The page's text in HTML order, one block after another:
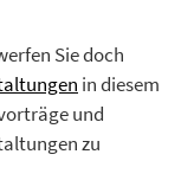
Sie doch
in diesem
und
zu